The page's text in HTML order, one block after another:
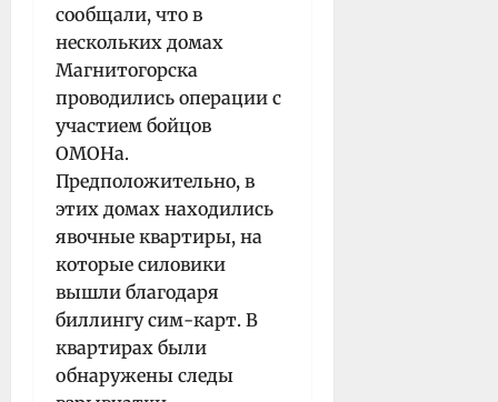
сообщали, что в
нескольких домах
Магнитогорска
проводились операции с
участием бойцов
ОМОНа.
Предположительно, в
этих домах находились
явочные квартиры, на
которые силовики
вышли благодаря
биллингу сим-карт. В
квартирах были
обнаружены следы